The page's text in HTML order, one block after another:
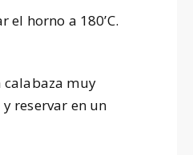
el horno a 180’C.
calabaza muy
reservar en un